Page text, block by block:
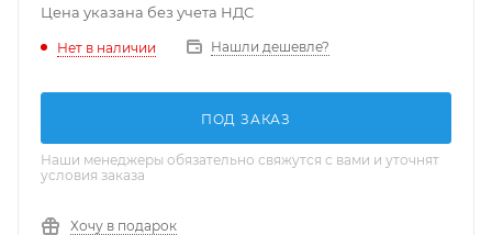
Цена указана без учета НДС
Нет в наличии Нашли дешевле?
ПОД ЗАКАЗ
Наши менеджеры обязательно свяжутся с вами и уточнят
условия заказа
Хочу в подарок